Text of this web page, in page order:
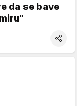
da se bave